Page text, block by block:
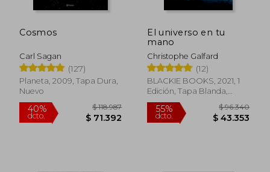
Cosmos
Carl Sagan
(127)
Planeta, 2009, Tapa Dura,
Nuevo
El universo en tu
mano
Christophe Galfard
(12)
BLACKIE BOOKS, 2021, 1
Edición, Tapa Blanda,
Nuevo